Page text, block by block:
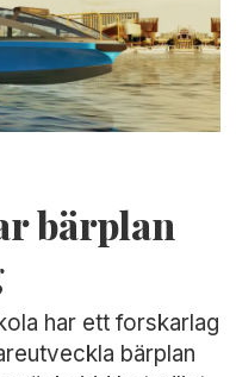
bärplan
har ett forskarlag
bärplan